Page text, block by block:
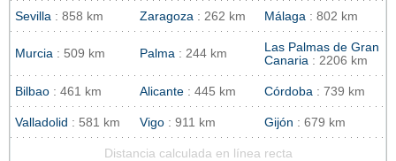
Sevilla : 858 km Zaragoza : 262 km Málaga : 802 km
Murcia : 509 km Palma : 244 km
Las Palmas de Gran
Canaria : 2206 km
Bilbao : 461 km Alicante : 445 km Córdoba : 739 km
Valladolid : 581 km Vigo : 911 km Gijón : 679 km
Distancia calculada en línea recta